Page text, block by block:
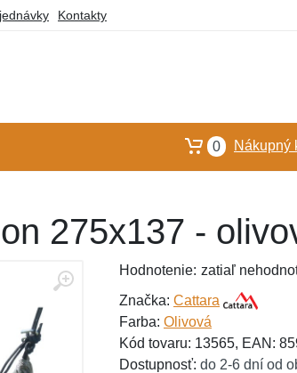
Kontakty
0 Nákupný
275x137 -
Hodnotenie: zatiaľ
Značka: Cattara
Farba: Olivová
Kód tovaru: 13565, EAN:
Dostupnosť: do 2-6 dní od